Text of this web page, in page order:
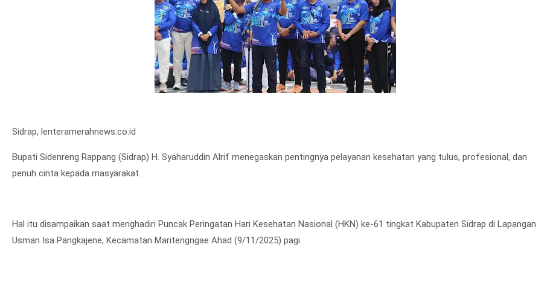
Sidrap, lenteramerahnews.co.id
Bupati Sidenreng Rappang (Sidrap) H. Syaharuddin Alrif menegaskan pentingnya pelayanan kesehatan yang tulus, profesional, dan
penuh cinta kepada masyarakat.
Hal itu disampaikan saat menghadiri Puncak Peringatan Hari Kesehatan Nasional (HKN) ke-61 tingkat Kabupaten Sidrap di Lapangan
Usman Isa Pangkajene, Kecamatan Maritengngae Ahad (9/11/2025) pagi.